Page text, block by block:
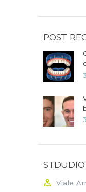
POST
Viale